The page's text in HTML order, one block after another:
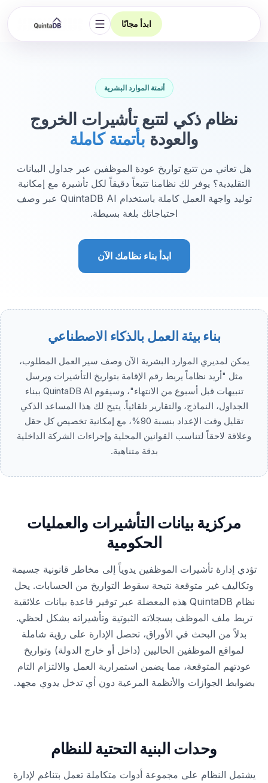
ابدأ مجانًا
فتح التنقل
أتمتة الموارد البشرية
نظام ذكي لتتبع تأشيرات الخروج
والعودة بأتمتة كاملة
هل تعاني من تتبع تواريخ عودة الموظفين عبر جداول البيانات
التقليدية؟ يوفر لك نظامنا تتبعاً دقيقاً لكل تأشيرة مع إمكانية
توليد واجهة العمل كاملة باستخدام QuintaDB AI عبر وصف
احتياجاتك بلغة بسيطة.
ابدأ بناء نظامك الآن
بناء بيئة العمل بالذكاء الاصطناعي
يمكن لمديري الموارد البشرية الآن وصف سير العمل المطلوب،
مثل "أريد نظاماً يربط رقم الإقامة بتواريخ التأشيرات ويرسل
تنبيهات قبل أسبوع من الانتهاء"، وسيقوم QuintaDB AI ببناء
الجداول، النماذج، والتقارير تلقائياً. يتيح لك هذا المساعد الذكي
تقليل وقت الإعداد بنسبة 90%، مع إمكانية تخصيص كل حقل
وعلاقة لاحقاً لتناسب القوانين المحلية وإجراءات الشركة الداخلية
بدقة متناهية.
مركزية بيانات التأشيرات والعمليات
الحكومية
تؤدي إدارة تأشيرات الموظفين يدوياً إلى مخاطر قانونية جسيمة
وتكاليف غير متوقعة نتيجة سقوط التواريخ من الحسابات. يحل
نظام QuintaDB هذه المعضلة عبر توفير قاعدة بيانات علائقية
تربط ملف الموظف بسجلاته الثبوتية وتأشيراته بشكل لحظي.
بدلاً من البحث في الأوراق، تحصل الإدارة على رؤية شاملة
لمواقع الموظفين الحاليين (داخل أو خارج الدولة) وتواريخ
عودتهم المتوقعة، مما يضمن استمرارية العمل والالتزام التام
بضوابط الجوازات والأنظمة المرعية دون أي تدخل يدوي مجهد.
وحدات البنية التحتية للنظام
يشتمل النظام على مجموعة أدوات متكاملة تعمل بتناغم لإدارة